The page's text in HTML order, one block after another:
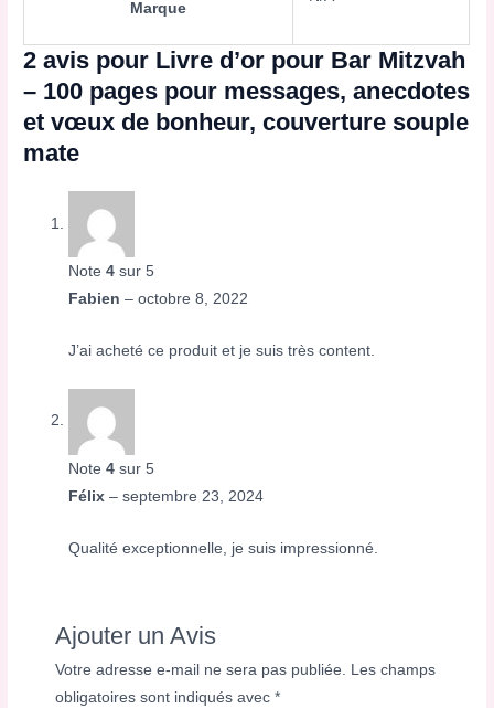
Marque
2 avis pour Livre d’or pour Bar Mitzvah
– 100 pages pour messages, anecdotes
et vœux de bonheur, couverture souple
mate
Note4 sur 5
Fabien– octobre 8, 2022
J’ai acheté ce produit et je suis très content.
Note4 sur 5
Félix– septembre 23, 2024
Qualité exceptionnelle, je suis impressionné.
Ajouter un Avis
Votre adresse e-mail ne sera pas publiée.
Les champs
obligatoires sont indiqués avec*